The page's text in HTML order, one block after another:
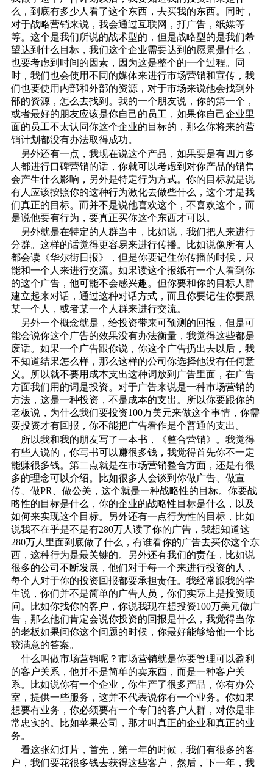
么，到底有多少人看了这个东西，去买我的东西。同时，
对于战略营销来说，我会通过互联网，打广告，纸媒等
等。这个是我们所说的战术型的，但是战略型的是我们希
望达到什么目标，我们这个企业需要达到的愿景是什么，
也要考虑到时间的因素，因为这是整个的一个过程。同
时，我们也会使用不同的媒体来进行市场营销和宣传，我
们也要使用内部和外部的资源，对于市场来说他会找到外
部的资源，怎么去找到。我的一个朋友说，你的第一个，
或者最好的朋友应该是你自己的员工，如果你自己企业里
面的员工不太认同你这个企业的目标的，那么你将来的营
销计划都没有办法取得成功。
另外还有一点，我现在说这个产品，如果要是有四万多
人都进行口碑营销的话，你就可以考虑到对你产品的销售
会产生什么影响，另外是特定行为方式。你的目标就是说
有人应该按照你的这种行为激化去做些什么，这个才是我
们真正的目标。而并不是说他喜欢这个，不喜欢这个，而
是说他要有行为，要真正买你这个东西才可以。
另外就是在特定的人群当中，比如说，我们把人来进行
分群。这样的话觉得更容易来进行传播。比如说像所有人
都会读《华尔街日报》，但是你要记住你传播的时候，只
能和一个人来进行交流。如果读这个报纸有一个人看到你
的这个广告，他可能不会感兴趣。但你要和你的目标人群
建立起来对话，通过这种对话方式，而且你要记住你要跟
某一个人，或者某一个人群来进行交流。
另外一个概念就是，给投资带来可预测的回报，但是可
能会说你这个广告的效果没有办法衡量，我觉得这些都是
废话。如果一个广告跟你说，你这个广告扔出去以后，我
不知道结果怎么样，那么这样的公司你选择他没有任何意
义。所以就不要用成本支出这种词放到广告里面，在广告
方面我们用的词是投资。对于广告来说是一种市场营销的
方法，这是一种投资，不是成本的支出。所以你要跟你的
老板说，为什么我们要投资100万美元来做这个事情，你需
要投资才有回报，你不能把广告看作是个普通的支出。
所以我和我的朋友写了一本书，《整合营销》。我觉得
有些人说的，你写书可以赚很多钱，我觉得首先你不一定
能赚很多钱。第二点就是在市场营销整合方面，还是有很
多的理念可以介绍。比如很多人会谈到你做广告、做宣
传、做PR、做公关，这个就是一种战略性的目标。你要战
略性的目标是什么，你的企业的战略性目标是什么，以及
如何来实现这个目标。另外还有一点行为性的目标，比如
说我不在乎是不是有280万人读了你的广告，我想知道这
280万人里面到底做了什么，有谁看你的广告去买你这个东
西，这种行为是最关键的。另外还有我们的责任，比如说
很多的公司不断发展，他们对于每一个来进行投资的人，
每个人对于你的投资回报都要承担责任。我经常跟我的学
生说，你们并不是简单的广告人员，你们实际上是投资顾
问。比如你找你的客户，你说我现在想投资100万美元做广
告，那么他们肯定会说你投资的回报是什么，我觉得当你
的老板如果问你这个问题的时候，你最好能够给他一个比
较满意的答案。
什么叫做市场营销呢？市场营销就是你要管理可以盈利
的客户关系，他并不是简单的卖东西，而是一种客户关
系。比如说你有一个企业，你生产了很多产品，你有办公
室，提供一些服务，这并不代表说你有一个业务。你如果
想要有业务，你必须要有一个专门的客户人群，对你是非
常忠实的。比如苹果公司，那才叫真正的企业和真正的业
务。
看这张幻灯片，首先，第一年的时候，我们有很多的客
户，我们要花很多钱去获得这些客户，然后，下一年，我